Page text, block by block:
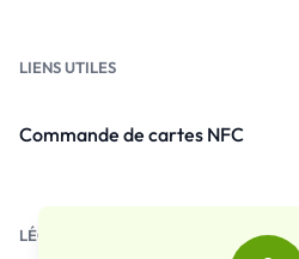
LIENS UTILES
Commande de cartes NFC
LÉGISLATION